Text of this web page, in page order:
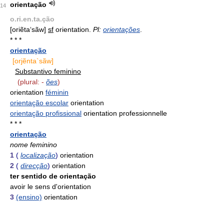
14
orientação
o.ri.en.ta.ção
[oriẽta‘sãw] sf orientation. Pl: orientações
* * *
orientação
[orjẽnta`sãw]
Substantivo feminino
(plural: - ões)
orientation féminin
orientação escolar orientation
orientação profissional orientation professionnelle
* * *
orientação
nome feminino
1 ( localização) orientation
2 ( direcção) orientation
ter sentido de orientação
avoir le sens d'orientation
3 (ensino) orientation